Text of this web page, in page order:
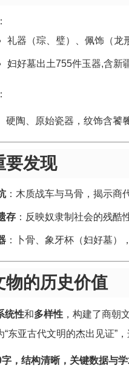
：
礼器（琮、璧）、佩饰（龙
妇好墓出土755件玉器,含新
：
硬陶、原始瓷器，纹饰含饕
要发现
：木质战车与马骨，揭示商
存 ：反映奴隶制社会的残酷
：卜骨、象牙杯（妇好墓）
物的历史价值
统性和多样性 ，构建了商朝
“东亚古代文明的杰出见证”
字，结构清晰，关键数据与